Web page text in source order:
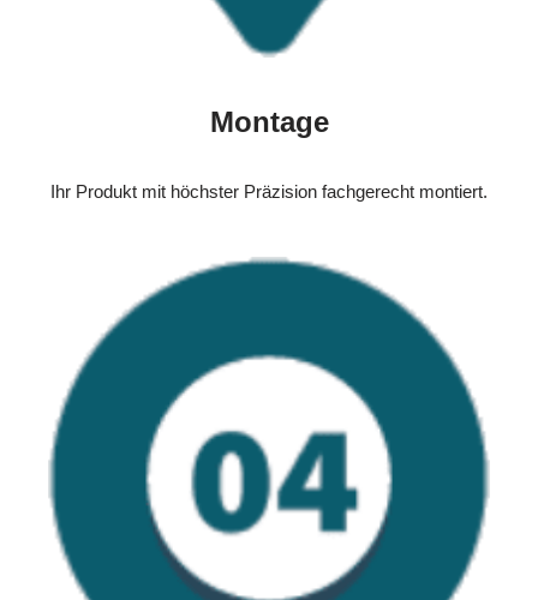
Montage
Ihr Produkt mit höchster Präzision fachgerecht montiert.